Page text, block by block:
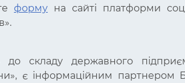
форму на сайті платформи
складу державного
є інформаційним партнером